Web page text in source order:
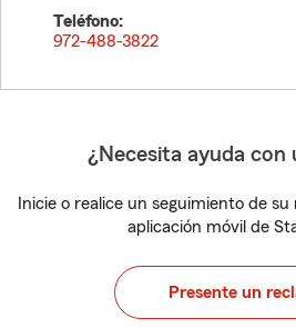
Teléfono:
972-488-3822
¿Necesita ayuda con
Inicie o realice un seguimiento de
aplicación móvil de
Presente un